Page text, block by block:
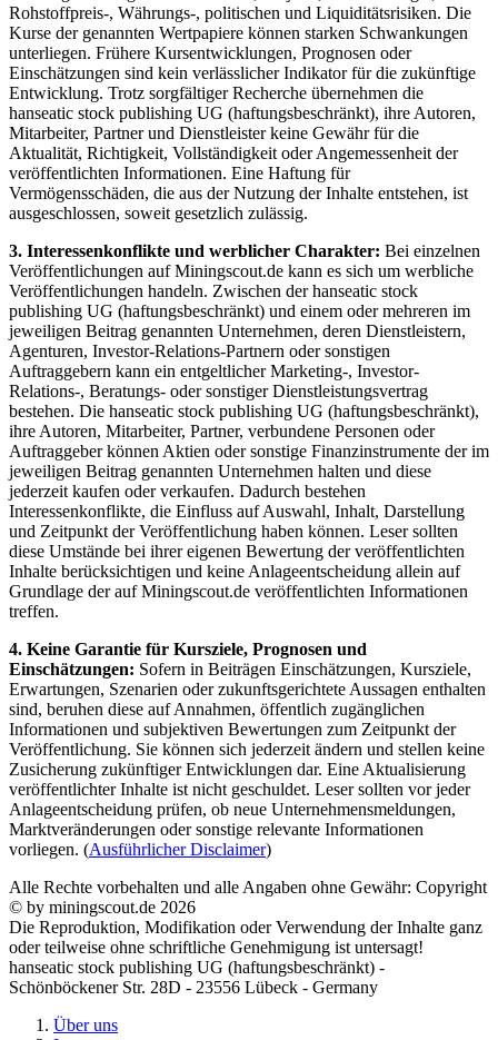
Rohstoffpreis-, Währungs-, politischen und Liquiditätsrisiken. Die
Kurse der genannten Wertpapiere können starken Schwankungen
unterliegen. Frühere Kursentwicklungen, Prognosen oder
Einschätzungen sind kein verlässlicher Indikator für die zukünftige
Entwicklung. Trotz sorgfältiger Recherche übernehmen die
hanseatic stock publishing UG (haftungsbeschränkt), ihre Autoren,
Mitarbeiter, Partner und Dienstleister keine Gewähr für die
Aktualität, Richtigkeit, Vollständigkeit oder Angemessenheit der
veröffentlichten Informationen. Eine Haftung für
Vermögensschäden, die aus der Nutzung der Inhalte entstehen, ist
ausgeschlossen, soweit gesetzlich zulässig.
3. Interessenkonflikte und werblicher Charakter: Bei einzelnen
Veröffentlichungen auf Miningscout.de kann es sich um werbliche
Veröffentlichungen handeln. Zwischen der hanseatic stock
publishing UG (haftungsbeschränkt) und einem oder mehreren im
jeweiligen Beitrag genannten Unternehmen, deren Dienstleistern,
Agenturen, Investor-Relations-Partnern oder sonstigen
Auftraggebern kann ein entgeltlicher Marketing-, Investor-
Relations-, Beratungs- oder sonstiger Dienstleistungsvertrag
bestehen. Die hanseatic stock publishing UG (haftungsbeschränkt),
ihre Autoren, Mitarbeiter, Partner, verbundene Personen oder
Auftraggeber können Aktien oder sonstige Finanzinstrumente der im
jeweiligen Beitrag genannten Unternehmen halten und diese
jederzeit kaufen oder verkaufen. Dadurch bestehen
Interessenkonflikte, die Einfluss auf Auswahl, Inhalt, Darstellung
und Zeitpunkt der Veröffentlichung haben können. Leser sollten
diese Umstände bei ihrer eigenen Bewertung der veröffentlichten
Inhalte berücksichtigen und keine Anlageentscheidung allein auf
Grundlage der auf Miningscout.de veröffentlichten Informationen
treffen.
4. Keine Garantie für Kursziele, Prognosen und
Einschätzungen: Sofern in Beiträgen Einschätzungen, Kursziele,
Erwartungen, Szenarien oder zukunftsgerichtete Aussagen enthalten
sind, beruhen diese auf Annahmen, öffentlich zugänglichen
Informationen und subjektiven Bewertungen zum Zeitpunkt der
Veröffentlichung. Sie können sich jederzeit ändern und stellen keine
Zusicherung zukünftiger Entwicklungen dar. Eine Aktualisierung
veröffentlichter Inhalte ist nicht geschuldet. Leser sollten vor jeder
Anlageentscheidung prüfen, ob neue Unternehmensmeldungen,
Marktveränderungen oder sonstige relevante Informationen
vorliegen. (Ausführlicher Disclaimer)
Alle Rechte vorbehalten und alle Angaben ohne Gewähr: Copyright
© by miningscout.de 2026
Die Reproduktion, Modifikation oder Verwendung der Inhalte ganz
oder teilweise ohne schriftliche Genehmigung ist untersagt!
hanseatic stock publishing UG (haftungsbeschränkt) -
Schönböckener Str. 28D - 23556 Lübeck - Germany
Über uns